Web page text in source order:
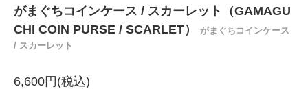
がまぐちコインケース / スカーレット（GAMAGU
CHI COIN PURSE / SCARLET）
がまぐちコインケース
/ スカーレット
6,600円(税込)